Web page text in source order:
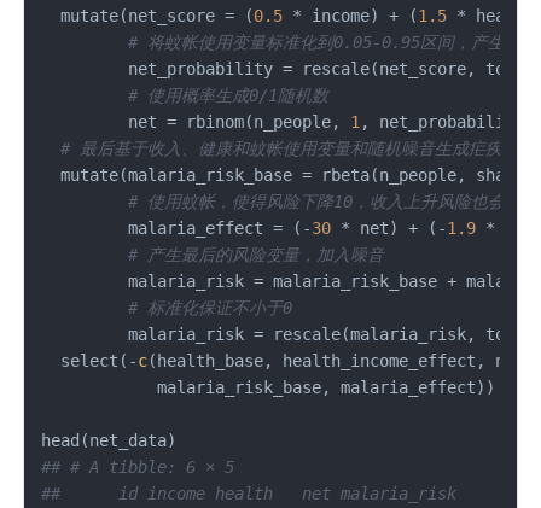
  mutate
(net_score = (0.5 * income) + (1.5 * health
# 将蚊帐使用变量标准化到0.05-0.95区间，产生蚊帐
         net_probability
= rescale(net_score, to
# 使用概率生成0/1随机数
         net
= rbinom(n_people, 1 , net_probability
# 最后基于收入、健康和蚊帐使用变量和随机噪音生成疟疾风险
  mutate
(malaria_risk_base = rbeta(n_people,
# 使用蚊帐，使得风险下降10，收入上升风险也会下降
         malaria_effect
= ( -30 * net) + ( -1.9 *
# 产生最后的风险变量，加入噪音
         malaria_risk
= malaria_risk_base +
# 标准化保证不小于0
         malaria_risk
= rescale(malaria_risk, to
  select
( -c(health_base, health_income_effect ,
            malaria_risk_base
, malaria_effect) )
head (net_data)
## # A tibble: 6 × 5
##      id income health   net malaria_risk